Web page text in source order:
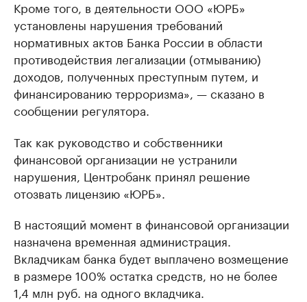
Кроме того, в деятельности ООО «ЮРБ»
установлены нарушения требований
нормативных актов Банка России в области
противодействия легализации (отмыванию)
доходов, полученных преступным путем, и
финансированию терроризма», — сказано в
сообщении регулятора.
Так как руководство и собственники
финансовой организации не устранили
нарушения, Центробанк принял решение
отозвать лицензию «ЮРБ».
В настоящий момент в финансовой организации
назначена временная администрация.
Вкладчикам банка будет выплачено возмещение
в размере 100% остатка средств, но не более
1,4 млн руб. на одного вкладчика.